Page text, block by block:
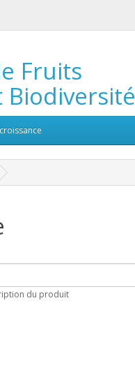
Fruits
Biodiversité
du produit